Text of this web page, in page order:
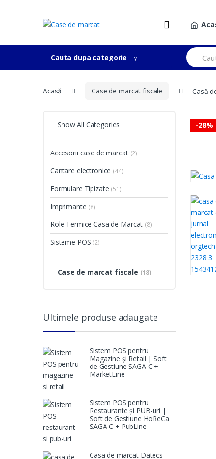
Cauta dupa categorie
Search
for:
Acasă Case de marcat fiscale Casă
-28%
Show All Categories
Accesorii case de marcat (2)
Cantare electronice (44)
Formulare Tipizate (51)
Imprimante (8)
Role Termice Casa de Marcat (8)
Sisteme POS (2)
Case de marcat fiscale (18)
Ultimele produse adaugate
Sistem POS pentru
Magazine și Retail | Soft
de Gestiune SAGA C +
MarketLine
Sistem POS pentru
Restaurante și PUB-uri |
Soft de Gestiune HoReCa
SAGA C + PubLine
Casa de marcat Datecs